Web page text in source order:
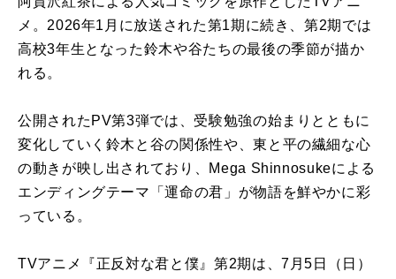
メ。2026年1月に放送された第1期に続き、第2期では
高校3年生となった鈴木や谷たちの最後の季節が描か
れる。
公開されたPV第3弾では、受験勉強の始まりとともに
変化していく鈴木と谷の関係性や、東と平の繊細な心
の動きが映し出されており、Mega Shinnosukeによる
エンディングテーマ「運命の君」が物語を鮮やかに彩
っている。
TVアニメ『正反対な君と僕』第2期は、7月5日（日）